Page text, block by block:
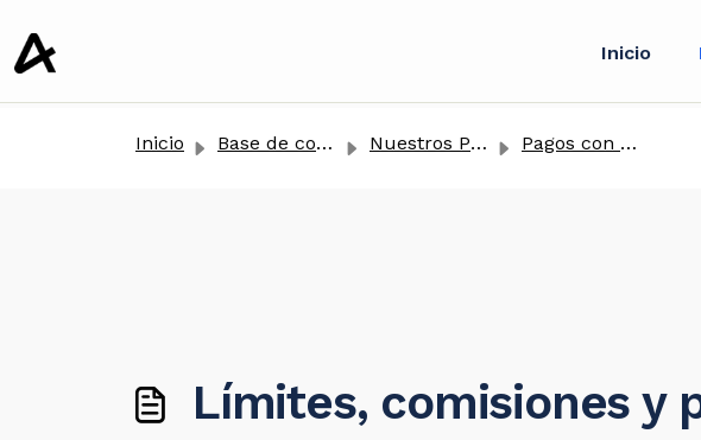
Inicio
Inicio Base de conocimientos Nuestros Productos Pagos con QR
Límites, comisiones y